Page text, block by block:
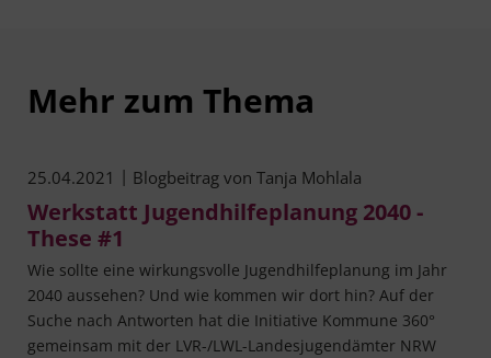
Mehr zum Thema
25.04.2021 | Blogbeitrag von Tanja Mohlala
Werkstatt Jugendhilfeplanung 2040 -
These #1
Wie soll­te eine wir­kungs­vol­le Jugend­hil­fe­pla­nung im Jahr
2040 aus­se­hen? Und wie kom­men wir dort hin? Auf der
Suche nach Ant­wor­ten hat die Initia­ti­ve Kom­mu­ne 360°
gemein­sam mit der LVR-/LWL-Lan­­des­­ju­­gen­d­äm­­ter NRW